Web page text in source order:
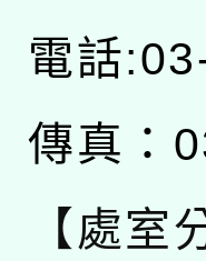
電話
傳真：
【處室